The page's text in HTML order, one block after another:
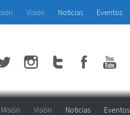
Visión Noticias Eventos
Misión Visión Noticias Eventos